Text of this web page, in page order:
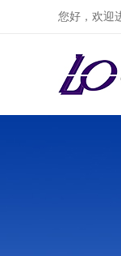
您好，欢迎